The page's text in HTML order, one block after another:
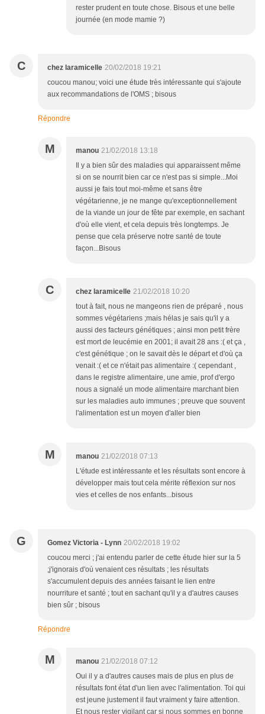
rester prudent en toute chose. Bisous et une belle
journée (en mode mamie ?)
C chez laramicelle 20/02/2018 19:21
coucou manou; voici une étude très intéressante qui s'ajoute
aux recommandations de l'OMS ; bisous
Répondre
M manou 21/02/2018 13:18
Il y a bien sûr des maladies qui apparaissent même
si on se nourrit bien car ce n'est pas si simple...Moi
aussi je fais tout moi-même et sans être
végétarienne, je ne mange qu'exceptionnellement
de la viande un jour de fête par exemple, en sachant
d'où elle vient, et cela depuis très longtemps. Je
pense que cela préserve notre santé de toute
façon...Bisous
C chez laramicelle 21/02/2018 10:20
tout à fait, nous ne mangeons rien de préparé , nous
sommes végétariens ;mais hélas je sais qu'il y a
aussi des facteurs génétiques ; ainsi mon petit frère
est mort de leucémie en 2001; il avait 28 ans :( et ça ,
c'est génétique ; on le savait dès le départ et d'où ça
venait :( et ce n'était pas alimentaire :( cependant ,
dans le registre alimentaire, une amie, prof d'ergo
nous a signalé un mode alimentaire marchant bien
sur les maladies auto immunes ; preuve que souvent
l'alimentation est un moyen d'aller bien
M manou 21/02/2018 07:13
L'étude est intéressante et les résultats sont encore à
développer mais tout cela mérite réflexion sur nos
vies et celles de nos enfants...bisous
G Gomez Victoria - Lynn 20/02/2018 19:02
coucou merci ; j'ai entendu parler de cette étude hier sur la 5
;j'ignorais d'où venaient ces résultats ; les résultats
s'accumulent depuis des années faisant le lien entre
nourriture et santé ; tout en sachant qu'il y a d'autres causes
bien sûr ; bisous
Répondre
M manou 21/02/2018 07:12
Oui il y a d'autres causes mais de plus en plus de
résultats font état d'un lien avec l'alimentation. Toi qui
est jeune justement il faut vraiment y faire attention.
Et nous rester vigilant car si nous sommes en bonne